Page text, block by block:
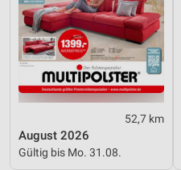
52,7 km
August 2026
Gültig bis Mo. 31.08.